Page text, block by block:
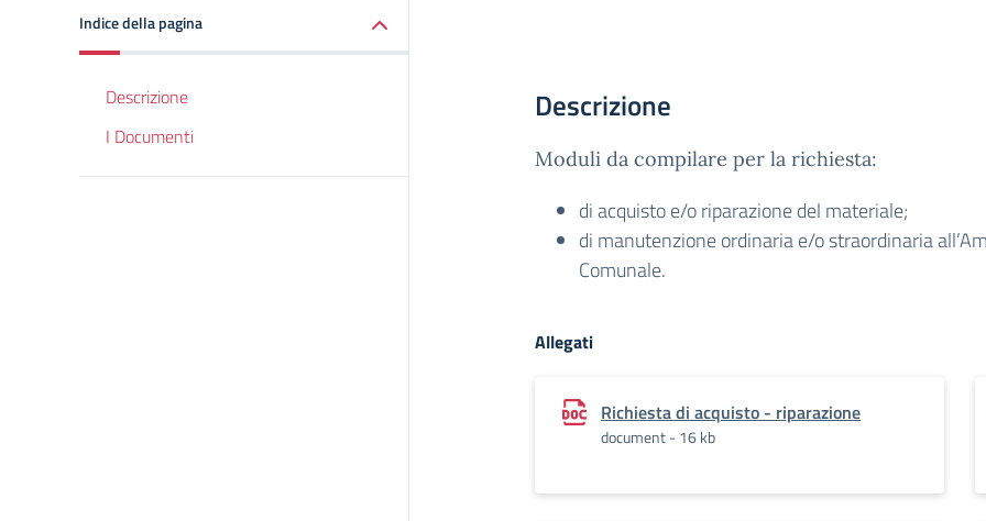
Indice della pagina
Descrizione
I Documenti
Descrizione
Moduli da compilare per la richiesta:
di acquisto e/o riparazione del materiale;
di manutenzione ordinaria e/o straordinaria
Comunale.
Allegati
Richiesta di acquisto - riparazione
document - 16 kb